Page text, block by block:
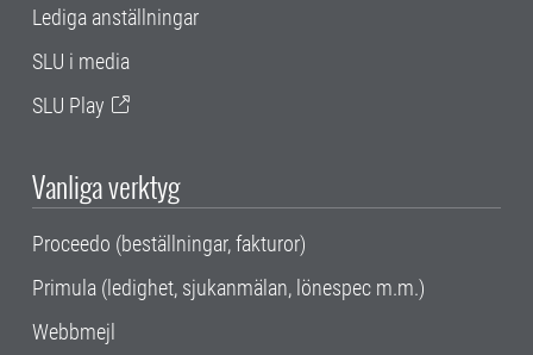
Lediga anställningar
SLU i media
SLU Play
Vanliga verktyg
Proceedo (beställningar, fakturor)
Primula (ledighet, sjukanmälan, lönespec m.m.)
Webbmejl